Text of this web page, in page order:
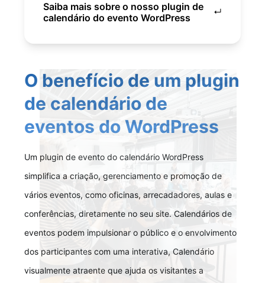
Saiba mais sobre o nosso plugin de
calendário do evento WordPress
↵
O benefício de um plugin
de calendário de
eventos do WordPress
Um plugin de evento do calendário WordPress
simplifica a criação, gerenciamento e promoção de
vários eventos, como oficinas, arrecadadores, aulas e
conferências, diretamente no seu site. Calendários de
eventos podem impulsionar o público e o envolvimento
dos participantes com uma interativa, Calendário
visualmente atraente que ajuda os visitantes a